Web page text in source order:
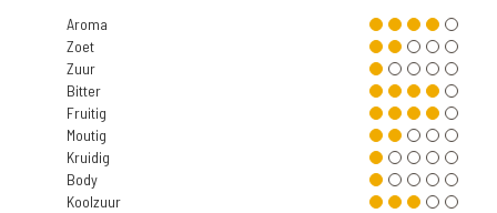
Aroma
Zoet
Zuur
Bitter
Fruitig
Moutig
Kruidig
Body
Koolzuur